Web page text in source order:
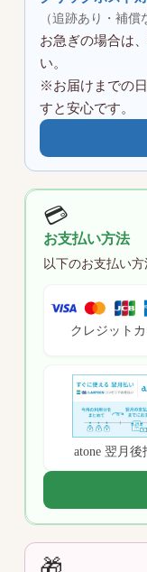
（追跡あり・補
お急ぎの場合は
い。
※お届けまでの
すと安心です。
💳
お支払い方法
以下のお支払い方
クレジット
atone 翌月後